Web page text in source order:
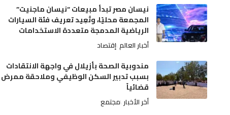
نيسان مصر تبدأ مبيعات “نيسان ماجنيت”
المجمعة محليًا، وتُعِيد تعريف فئة السيارات
الرياضية المدمجة متعددة الاستخدامات
أخبار العالم إقتصاد
مندوبية الصحة بأزيلال في واجهة الانتقادات
بسبب تدبير السكن الوظيفي وملاحقة ممرض
قضائياً
أخر الأخبار مجتمع